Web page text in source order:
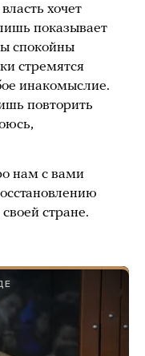
хочет
показывает
спокойны
стремятся
инакомыслие.
повторить
нам с вами
стране.